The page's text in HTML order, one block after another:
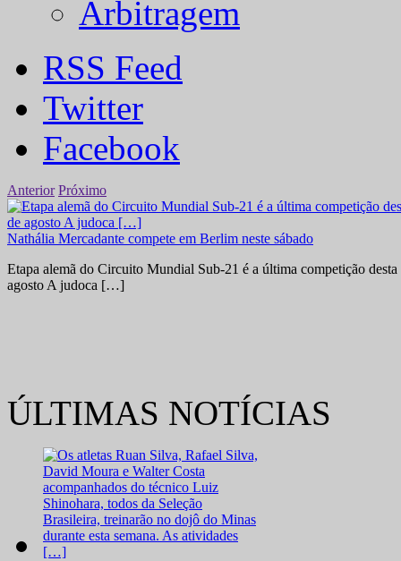
Arbitragem
RSS Feed
Twitter
Facebook
Anterior Próximo
Nathália Mercadante compete em Berlim neste sábado
Etapa alemã do Circuito Mundial Sub-21 é a última competição
agosto A judoca […]
ÚLTIMAS NOTÍCIAS